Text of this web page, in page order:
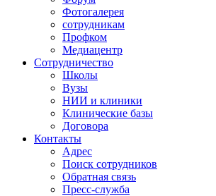
Фотогалерея
сотрудникам
Профком
Медиацентр
Сотрудничество
Школы
Вузы
НИИ и клиники
Клинические базы
Договора
Контакты
Адрес
Поиск сотрудников
Обратная связь
Пресс-служба